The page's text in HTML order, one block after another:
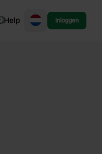
Help Inloggen